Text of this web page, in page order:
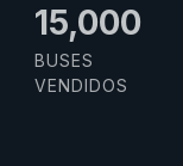
15,000
BUSES
VENDIDOS